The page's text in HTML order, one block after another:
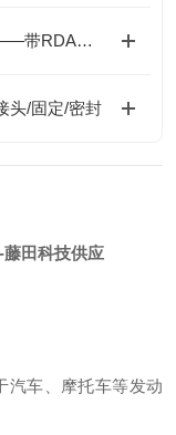
Mountz LTT电动工具专用扭矩测试系统——带RDA适配器的精准验证
头/固定/密封
-藤田科技供应
汽车、摩托车等发动